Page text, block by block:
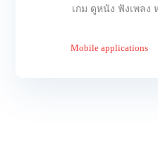
Mobile applications
เกม ดูหนัง ฟังเพลง